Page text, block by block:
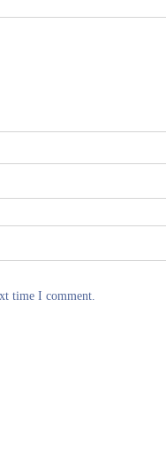
time I comment.